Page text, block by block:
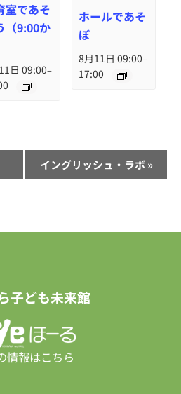
室であそ
（9:00か
日 09:00–
ホールであそ
ぼ
8月11日 09:00–
17:00
イングリッシュ・ラボ»
子ども未来館
情報はこちら